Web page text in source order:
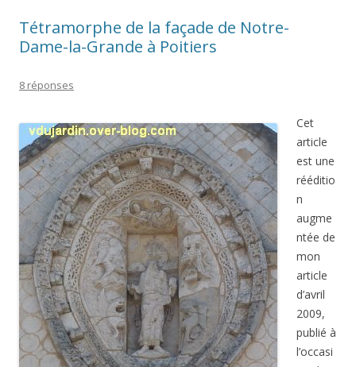
Tétramorphe de la façade de Notre-
Dame-la-Grande à Poitiers
8 réponses
Cet
article
est une
rééditio
n
augme
ntée de
mon
article
d’avril
2009,
publié à
l’occasi